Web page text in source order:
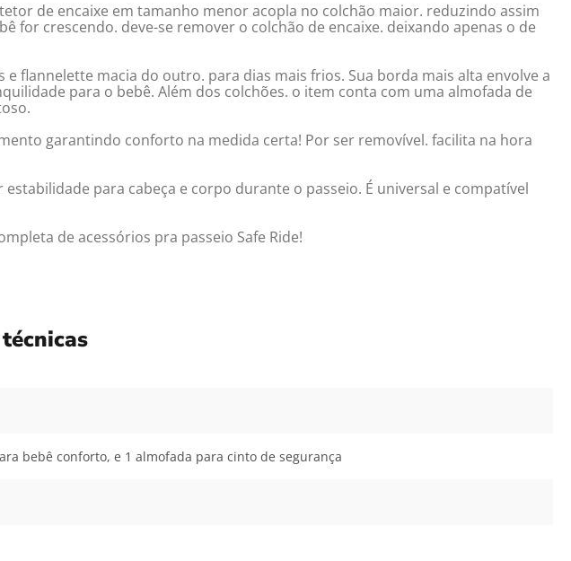
de encaixe em tamanho menor acopla no colchão maior. reduzindo assim
for crescendo. deve-se remover o colchão de encaixe. deixando apenas o de
flannelette macia do outro. para dias mais frios. Sua borda mais alta envolve a
para o bebê. Além dos colchões. o item conta com uma almofada de
garantindo conforto na medida certa! Por ser removível. facilita na hora
para cabeça e corpo durante o passeio. É universal e compatível
de acessórios pra passeio Safe Ride!
bebê conforto, e 1 almofada para cinto de segurança